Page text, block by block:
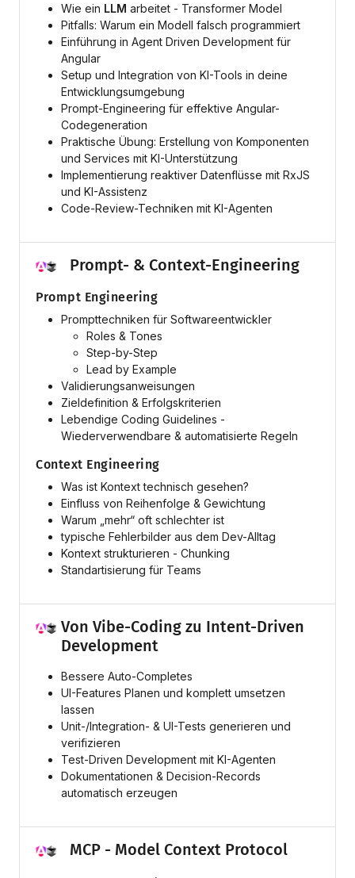
Wie ein LLM arbeitet - Transformer Model
Pitfalls: Warum ein Modell falsch programmiert
Einführung in Agent Driven Development für
Angular
Setup und Integration von KI-Tools in deine
Entwicklungsumgebung
Prompt-Engineering für effektive Angular-
Codegeneration
Praktische Übung: Erstellung von Komponenten
und Services mit KI-Unterstützung
Implementierung reaktiver Datenflüsse mit RxJS
und KI-Assistenz
Code-Review-Techniken mit KI-Agenten
Prompt- & Context-Engineering
Prompt Engineering
Prompttechniken für Softwareentwickler
Roles & Tones
Step-by-Step
Lead by Example
Validierungsanweisungen
Zieldefinition & Erfolgskriterien
Lebendige Coding Guidelines -
Wiederverwendbare & automatisierte Regeln
Context Engineering
Was ist Kontext technisch gesehen?
Einfluss von Reihenfolge & Gewichtung
Warum „mehr“ oft schlechter ist
typische Fehlerbilder aus dem Dev-Alltag
Kontext strukturieren - Chunking
Standartisierung für Teams
Von Vibe-Coding zu Intent-Driven
Development
Bessere Auto-Completes
UI-Features Planen und komplett umsetzen
lassen
Unit-/Integration- & UI-Tests generieren und
verifizieren
Test-Driven Development mit KI-Agenten
Dokumentationen & Decision-Records
automatisch erzeugen
MCP - Model Context Protocol